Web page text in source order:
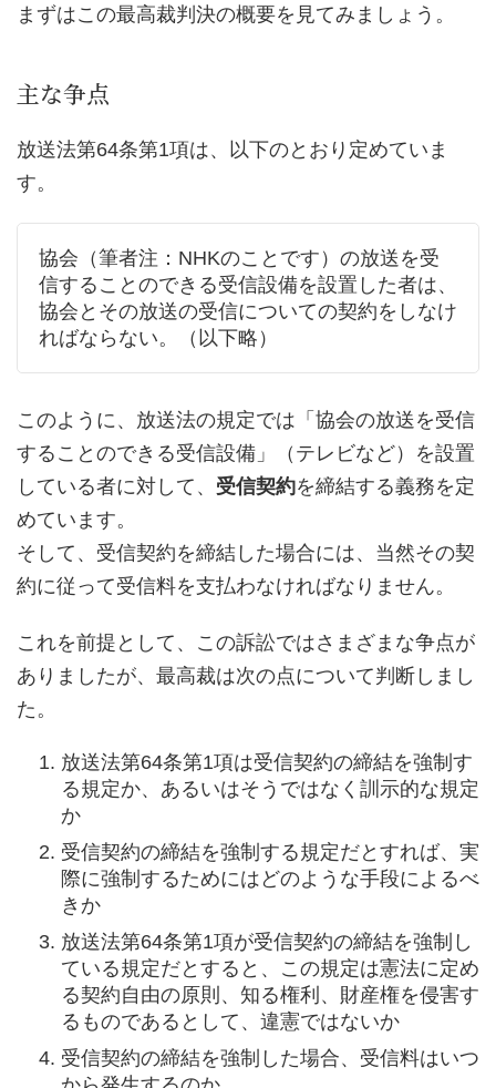
まずはこの最高裁判決の概要を見てみましょう。
主な争点
放送法第64条第1項は、以下のとおり定めていま
す。
協会（筆者注：NHKのことです）の放送を受
信することのできる受信設備を設置した者は、
協会とその放送の受信についての契約をしなけ
ればならない。（以下略）
このように、放送法の規定では「協会の放送を受信
することのできる受信設備」（テレビなど）を設置
している者に対して、 受信契約を締結する義務を定
めています。
そして、受信契約を締結した場合には、当然その契
約に従って受信料を支払わなければなりません。
これを前提として、この訴訟ではさまざまな争点が
ありましたが、最高裁は次の点について判断しまし
た。
放送法第64条第1項は受信契約の締結を強制す
る規定か、あるいはそうではなく訓示的な規定
か
受信契約の締結を強制する規定だとすれば、実
際に強制するためにはどのような手段によるべ
きか
放送法第64条第1項が受信契約の締結を強制し
ている規定だとすると、この規定は憲法に定め
る契約自由の原則、知る権利、財産権を侵害す
るものであるとして、違憲ではないか
受信契約の締結を強制した場合、受信料はいつ